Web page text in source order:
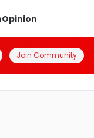
Opinion
Join Community